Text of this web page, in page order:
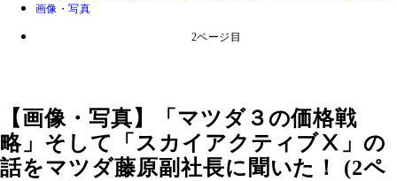
画像・写真
2ページ目
【画像・写真】「マツダ３の価格戦
略」そして「スカイアクティブⅩ」の
話をマツダ藤原副社長に聞いた！ (2ペ